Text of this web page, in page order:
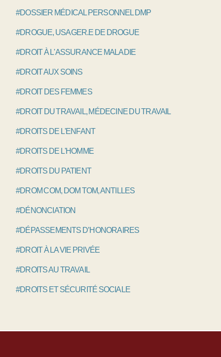
#DOSSIER MÉDICAL PERSONNEL DMP
#DROGUE, USAGER.E DE DROGUE
#DROIT À L'ASSURANCE MALADIE
#DROIT AUX SOINS
#DROIT DES FEMMES
#DROIT DU TRAVAIL, MÉDECINE DU TRAVAIL
#DROITS DE L'ENFANT
#DROITS DE L'HOMME
#DROITS DU PATIENT
#DROM COM, DOM TOM, ANTILLES
#DÉNONCIATION
#DÉPASSEMENTS D’HONORAIRES
#DROIT À LA VIE PRIVÉE
#DROITS AU TRAVAIL
#DROITS ET SÉCURITÉ SOCIALE